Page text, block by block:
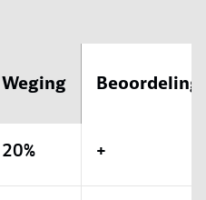
Weging Beoordeling
20% +